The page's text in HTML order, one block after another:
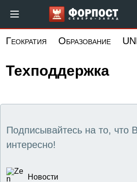
основному
Форпост
Геократия Образование
Техподдержка
Подписывайтесь на то, что
интересно!
Новости